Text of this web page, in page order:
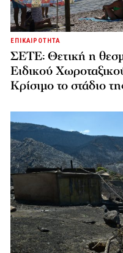
ΕΠΙΚΑΙΡΟΤΗΤΑ
ΣΕΤΕ: Θετική η
Ειδικού
Κρίσιμο το στάδιο